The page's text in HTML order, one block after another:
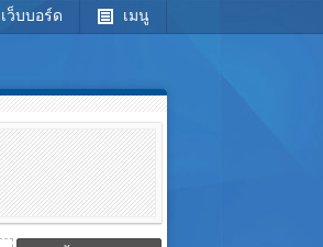
เว็บบอร์ด เมนู